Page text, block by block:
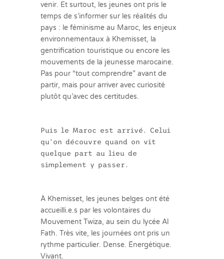
venir. Et surtout, les jeunes ont pris le
temps de s’informer sur les réalités du
pays : le féminisme au Maroc, les enjeux
environnementaux à Khemisset, la
gentrification touristique ou encore les
mouvements de la jeunesse marocaine.
Pas pour “tout comprendre” avant de
partir, mais pour arriver avec curiosité
plutôt qu’avec des certitudes.
Puis le Maroc est arrivé. Celui
qu’on découvre quand on vit
quelque part au lieu de
simplement y passer.
À Khemisset, les jeunes belges ont été
accueilli.e.s par les volontaires du
Mouvement Twiza, au sein du lycée Al
Fath. Très vite, les journées ont pris un
rythme particulier. Dense. Énergétique.
Vivant.